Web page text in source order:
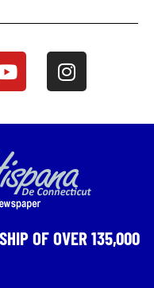
OF OVER 135,000